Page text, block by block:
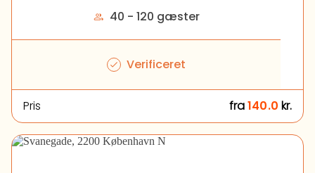
40 - 120 gæster
Verificeret
Pris fra140.0 kr.